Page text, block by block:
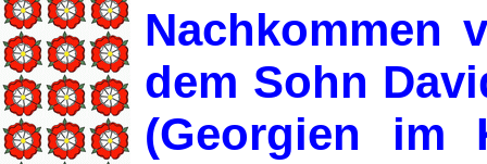
Nachkommen
dem Sohn
(Georgien im